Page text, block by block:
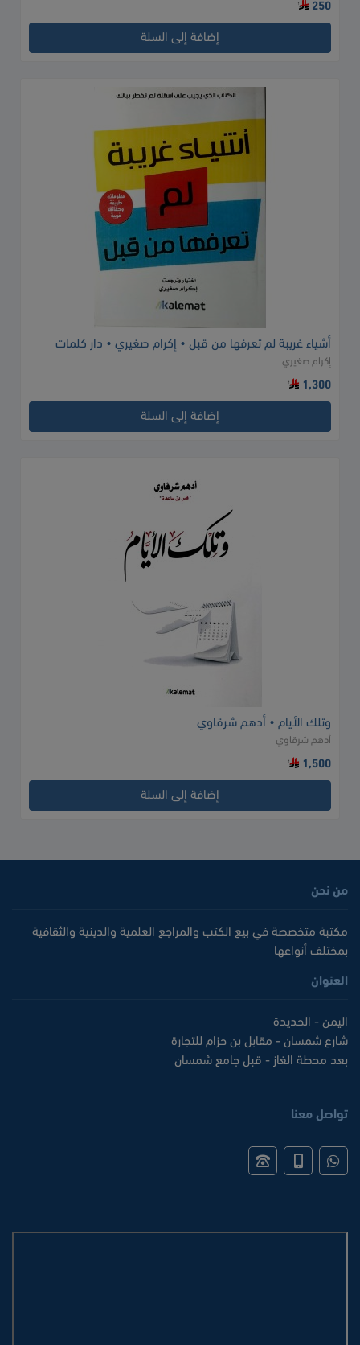
250
إضافة إلى السلة
أشياء غريبة لم تعرفها من قبل • إكرام صغيري • دار كلمات
إكرام صغيري
1,300
إضافة إلى السلة
وتلك الأيام • أدهم شرقاوي
أدهم شرقاوي
1,500
إضافة إلى السلة
من نحن
مكتبة متخصصة في بيع الكتب والمراجع العلمية والدينية والثقافية
بمختلف أنواعها
العنوان
اليمن - الحديدة
شارع شمسان - مقابل بن حزام للتجارة
بعد محطة الغاز - قبل جامع شمسان
تواصل معنا